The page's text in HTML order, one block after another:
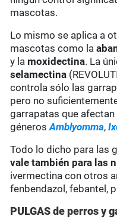
mascotas.
Lo mismo se aplica a
mascotas como la
y la moxidectina. La
selamectina
controla sólo las
pero no
garrapatas que
génerosAmblyomma,
Todo lo dicho para las
vale también para las
ivermectina con otros
fenbendazol, febantel,
PULGAS de perros y